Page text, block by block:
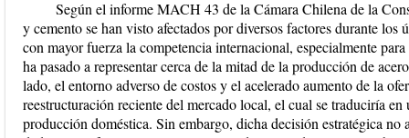
Según el informe MACH 43 de la Cámara Chilena de la
y cemento se han visto afectados por diversos factores durante
con mayor fuerza la competencia internacional, especialmente
ha pasado a representar cerca de la mitad de la producción de
lado, el entorno adverso de costos y el acelerado aumento de la
reestructuración reciente del mercado local, el cual se traduciría
producción doméstica. Sin embargo, dicha decisión estratégica no